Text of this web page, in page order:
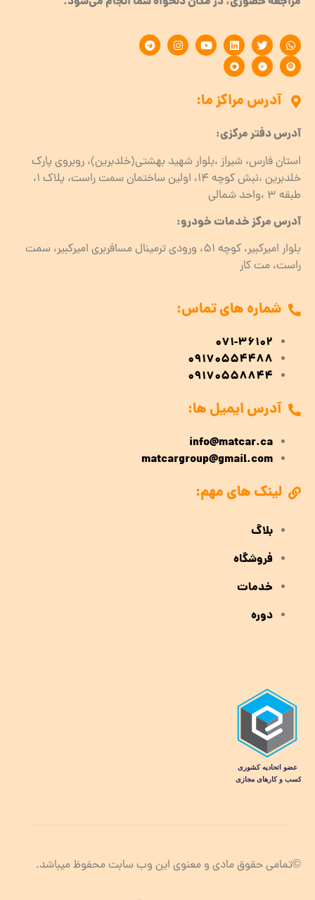
آدرس مراکز ما:
آدرس دفتر مرکزی:
استان فارس، شیراز ،بلوار شهید بهشتی(خلدبرین)، روبروی پارک
خلدبرین ،نبش کوچه ۱۴، اولین ساختمان سمت راست، پلاک 1،
طبقه ۳ ،واحد شمالی
آدرس مرکز خدمات خودرو:
بلوار امیرکبیر، کوچه 51، ورودی ترمینال مسافربری امیرکبیر، سمت
راست، مت کار
شماره های تماس:
071-36102
09170554488
09170558844
آدرس ایمیل ها:
info@matcar.ca
matcargroup@gmail.com
لینک های مهم:
بلاگ
فروشگاه
خدمات
دوره
©تمامی حقوق مادی و معنوی این وب سابت محفوظ میباشد.